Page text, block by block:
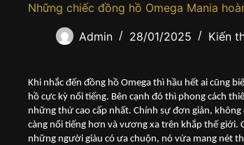
Những chiếc đồng hồ Omega Mania
Admin 28/01/2025 Kiến
Khi nhắc đến đồng hồ Omega thì hầu hết ai cũng
hồ cực kỳ nổi tiếng. Bên cạnh đó thì phong cách
những thứ cao cấp nhất. Chính sự đơn giản,
càng nổi tiếng hơn và vương xa trên khắp thế
những người giàu có ưa chuộn, nó vừa mang nét